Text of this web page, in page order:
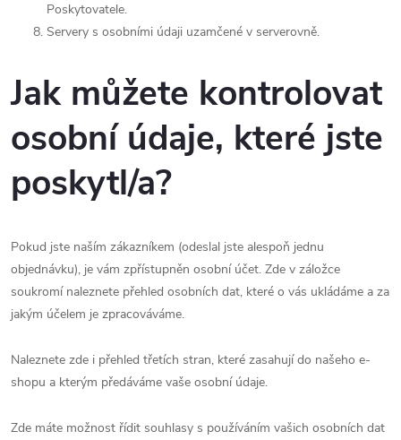
Poskytovatele.
Servery s osobními údaji uzamčené v serverovně.
Jak můžete kontrolovat
osobní údaje, které jste
poskytl/a?
Pokud jste naším zákazníkem (odeslal jste alespoň jednu
objednávku), je vám zpřístupněn osobní účet. Zde v záložce
soukromí naleznete přehled osobních dat, které o vás ukládáme a za
jakým účelem je zpracováváme.
Naleznete zde i přehled třetích stran, které zasahují do našeho e-
shopu a kterým předáváme vaše osobní údaje.
Zde máte možnost řídit souhlasy s používáním vašich osobních dat